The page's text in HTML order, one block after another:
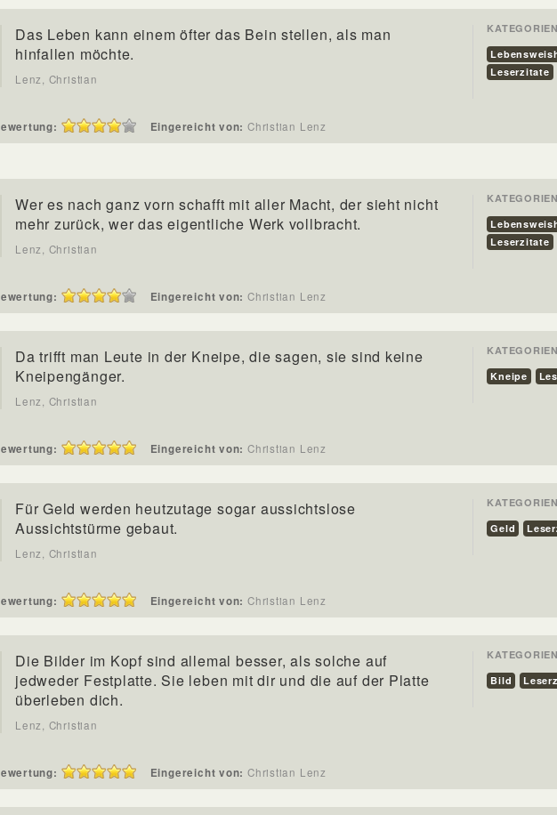
Das Leben kann einem öfter das Bein stellen, als man
hinfallen möchte.
Lenz, Christian
Leserzitate
Eingereicht von: Christian Lenz
Wer es nach ganz vorn schafft mit aller Macht, der sieht nicht
mehr zurück, wer das eigentliche Werk vollbracht.
Lenz, Christian
Leserzitate
Eingereicht von: Christian Lenz
Da trifft man Leute in der Kneipe, die sagen, sie sind keine
Kneipengänger.
Lenz, Christian
Kneipe
Eingereicht von: Christian Lenz
Für Geld werden heutzutage sogar aussichtslose
Aussichtstürme gebaut.
Lenz, Christian
Geld
Eingereicht von: Christian Lenz
Die Bilder im Kopf sind allemal besser, als solche auf
jedweder Festplatte. Sie leben mit dir und die auf der Platte
überleben dich.
Lenz, Christian
Bild
Eingereicht von: Christian Lenz